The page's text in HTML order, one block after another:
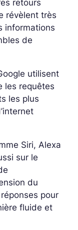
retours
révèlent très
informations
de
utilisent
les requêtes
les plus
Siri, Alexa
sur le
du
pour
fluide et